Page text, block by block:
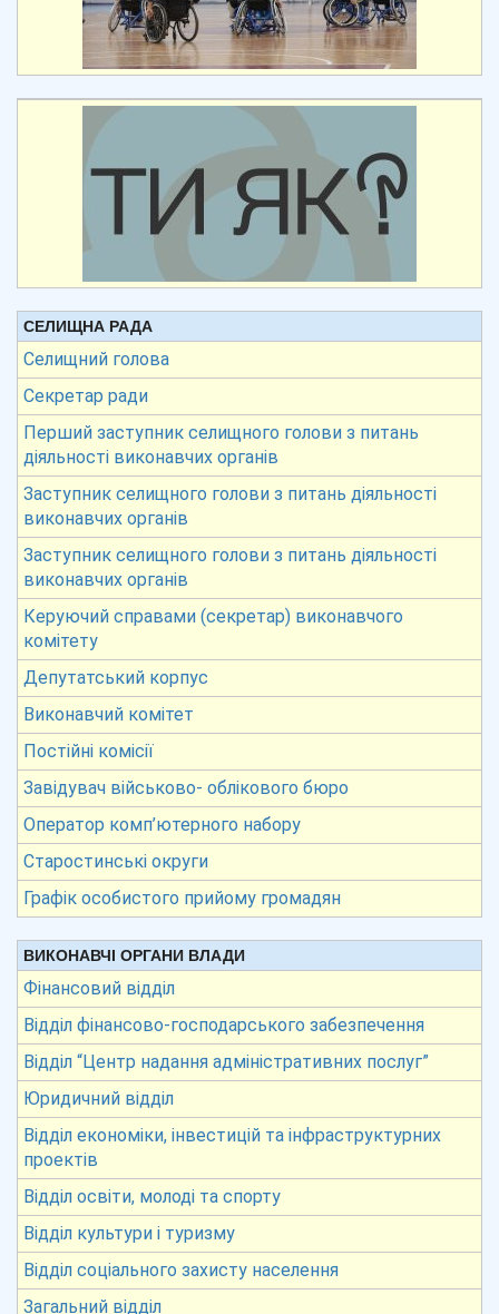
СЕЛИЩНА РАДА
Селищний голова
Секретар ради
Перший заступник селищного голови з питань
діяльності виконавчих органів
Заступник селищного голови з питань діяльності
виконавчих органів
Заступник селищного голови з питань діяльності
виконавчих органів
Керуючий справами (секретар) виконавчого
комітету
Депутатський корпус
Виконавчий комітет
Постійні комісії
Завідувач військово- облікового бюро
Оператор комп’ютерного набору
Старостинські округи
Графік особистого прийому громадян
ВИКОНАВЧІ ОРГАНИ ВЛАДИ
Фінансовий відділ
Відділ фінансово-господарського забезпечення
Відділ “Центр надання адміністративних послуг”
Юридичний відділ
Відділ економіки, інвестицій та інфраструктурних
проектів
Відділ освіти, молоді та спорту
Відділ культури і туризму
Відділ соціального захисту населення
Загальний відділ